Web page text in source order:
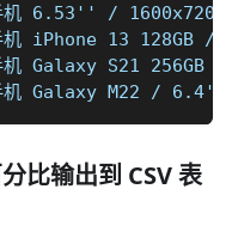
机 6.53'' /
机 iPhone 13
机 Galaxy S21
机 Galaxy M22 /
比输出到 CSV 表